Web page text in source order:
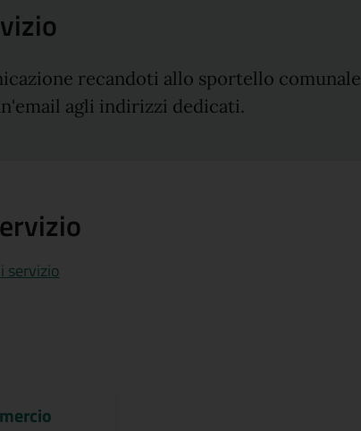
recandoti allo sportello comunale
agli indirizzi dedicati.
servizio